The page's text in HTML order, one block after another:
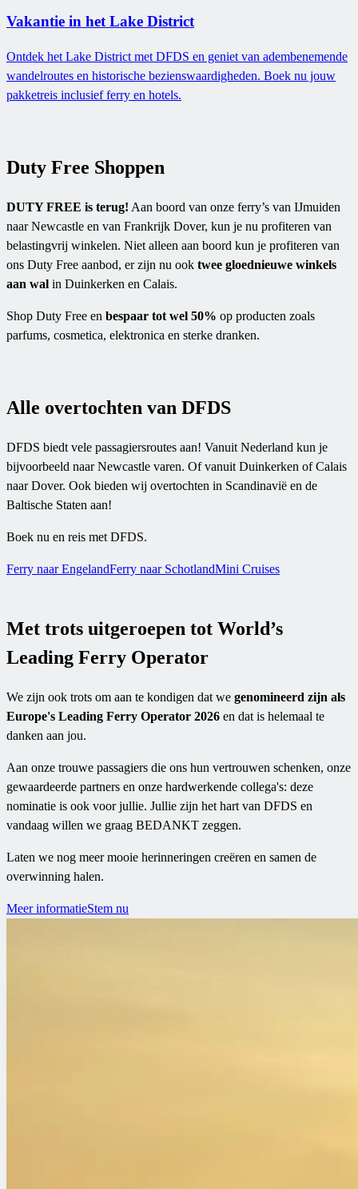
Vakantie in het Lake District
Ontdek het Lake District met DFDS en geniet van adembenemende
wandelroutes en historische bezienswaardigheden. Boek nu jouw
pakketreis inclusief ferry en hotels.
Duty Free Shoppen
DUTY FREE is terug! Aan boord van onze ferry’s van IJmuiden
naar Newcastle en van Frankrijk Dover, kun je nu profiteren van
belastingvrij winkelen. Niet alleen aan boord kun je profiteren van
ons Duty Free aanbod, er zijn nu ook twee gloednieuwe winkels
aan wal in Duinkerken en Calais.
Shop Duty Free en bespaar tot wel 50% op producten zoals
parfums, cosmetica, elektronica en sterke dranken.
Alle overtochten van DFDS
DFDS biedt vele passagiersroutes aan! Vanuit Nederland kun je
bijvoorbeeld naar Newcastle varen. Of vanuit Duinkerken of Calais
naar Dover. Ook bieden wij overtochten in Scandinavië en de
Baltische Staten aan!
Boek nu en reis met DFDS.
Ferry naar EngelandFerry naar SchotlandMini Cruises
Met trots uitgeroepen tot World’s
Leading Ferry Operator
We zijn ook trots om aan te kondigen dat we genomineerd zijn als
Europe's Leading Ferry Operator 2026 en dat is helemaal te
danken aan jou.
Aan onze trouwe passagiers die ons hun vertrouwen schenken, onze
gewaardeerde partners en onze hardwerkende collega's: deze
nominatie is ook voor jullie. Jullie zijn het hart van DFDS en
vandaag willen we graag BEDANKT zeggen.
Laten we nog meer mooie herinneringen creëren en samen de
overwinning halen.
Meer informatieStem nu